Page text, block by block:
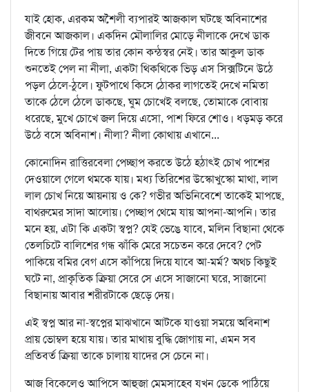
যাই হোক, এরকম অশৈলী ব্যপারই আজকাল ঘটছে অবিনাশের
জীবনে আজকাল। একদিন মৌলালির মোড়ে নীলাকে দেখে ডাক
দিতে গিয়ে টের পায় তার কোন কন্ঠস্বর নেই। তার আকুল ডাক
শুনতেই পেল না নীলা, একটা থিকথিকে ভিড় এস সিক্সটিনে উঠে
পড়ল ঠেলে-ঠুলে। ফুটপাথে কিসে ঠোকর লাগতেই দেখে নমিতা
তাকে ঠেলে ঠেলে ডাকছে, ঘুম চোখেই বলছে, তোমাকে বোবায়
ধরেছে, মুখে চোখে জল দিয়ে এসো, পাশ ফিরে শোও। ধড়মড় করে
উঠে বসে অবিনাশ। নীলা? নীলা কোথায় এখানে...
কোনোদিন রাত্তিরবেলা পেচ্ছাপ করতে উঠে হঠাৎই চোখ পাশের
দেওয়ালে গেলে থমকে যায়। মধ্য তিরিশের উস্কোখুস্কো মাথা, লাল
লাল চোখ নিয়ে আয়নায় ও কে? গভীর অভিনিবেশে তাকেই মাপছে,
বাথরুমের সাদা আলোয়। পেচ্ছাপ থেমে যায় আপনা-আপনি। তার
মনে হয়, এটা কি একটা স্বপ্ন? যেই ভেঙে যাবে, মলিন বিছানা থেকে
তেলচিটে বালিশের গন্ধ ঝাঁকি মেরে সচেতন করে দেবে? পেট
পাকিয়ে বমির বেগ এসে কাঁপিয়ে দিয়ে যাবে আ-মর্ম? অথচ কিছুই
ঘটে না, প্রাকৃতিক ক্রিয়া সেরে সে এসে সাজানো ঘরে, সাজানো
বিছানায় আবার শরীরটাকে ছেড়ে দেয়।
এই স্বপ্ন আর না-স্বপ্নের মাঝখানে আটকে যাওয়া সময়ে অবিনাশ
প্রায় ভোম্বল হয়ে যায়। তার মাথায় বুদ্ধি জোগায় না, এমন সব
প্রতিবর্ত ক্রিয়া তাকে চালায় যাদের সে চেনে না।
আজ বিকেলেও আপিসে আহুজা মেমসাহেব যখন ডেকে পাঠিয়ে